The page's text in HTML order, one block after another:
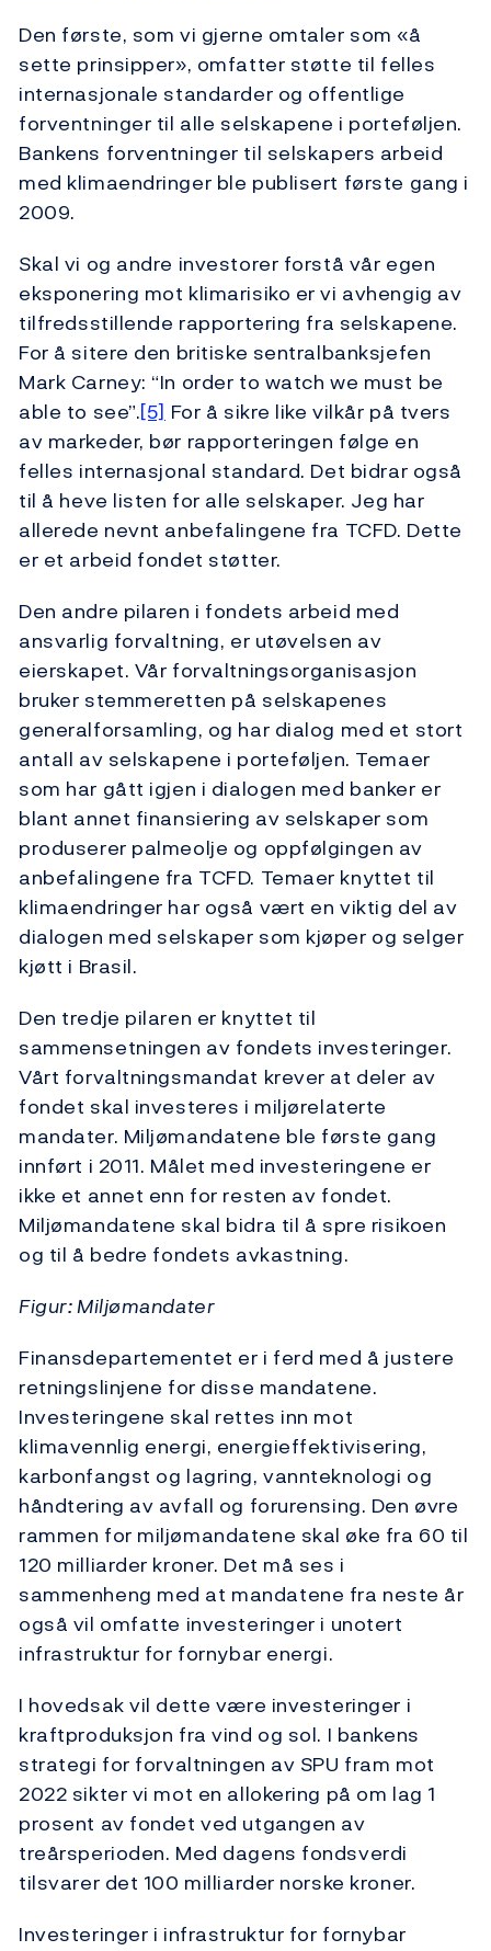
Den første, som vi gjerne omtaler som «å
sette prinsipper», omfatter støtte til felles
internasjonale standarder og offentlige
forventninger til alle selskapene i porteføljen.
Bankens forventninger til selskapers arbeid
med klimaendringer ble publisert første gang i
2009.
Skal vi og andre investorer forstå vår egen
eksponering mot klimarisiko er vi avhengig av
tilfredsstillende rapportering fra selskapene.
For å sitere den britiske sentralbanksjefen
Mark Carney: “In order to watch we must be
able to see”.[5] For å sikre like vilkår på tvers
av markeder, bør rapporteringen følge en
felles internasjonal standard. Det bidrar også
til å heve listen for alle selskaper. Jeg har
allerede nevnt anbefalingene fra TCFD. Dette
er et arbeid fondet støtter.
Den andre pilaren i fondets arbeid med
ansvarlig forvaltning, er utøvelsen av
eierskapet. Vår forvaltningsorganisasjon
bruker stemmeretten på selskapenes
generalforsamling, og har dialog med et stort
antall av selskapene i porteføljen. Temaer
som har gått igjen i dialogen med banker er
blant annet finansiering av selskaper som
produserer palmeolje og oppfølgingen av
anbefalingene fra TCFD. Temaer knyttet til
klimaendringer har også vært en viktig del av
dialogen med selskaper som kjøper og selger
kjøtt i Brasil.
Den tredje pilaren er knyttet til
sammensetningen av fondets investeringer.
Vårt forvaltningsmandat krever at deler av
fondet skal investeres i miljørelaterte
mandater. Miljømandatene ble første gang
innført i 2011. Målet med investeringene er
ikke et annet enn for resten av fondet.
Miljømandatene skal bidra til å spre risikoen
og til å bedre fondets avkastning.
Figur: Miljømandater
Finansdepartementet er i ferd med å justere
retningslinjene for disse mandatene.
Investeringene skal rettes inn mot
klimavennlig energi, energieffektivisering,
karbonfangst og lagring, vannteknologi og
håndtering av avfall og forurensing. Den øvre
rammen for miljømandatene skal øke fra 60 til
120 milliarder kroner. Det må ses i
sammenheng med at mandatene fra neste år
også vil omfatte investeringer i unotert
infrastruktur for fornybar energi.
I hovedsak vil dette være investeringer i
kraftproduksjon fra vind og sol. I bankens
strategi for forvaltningen av SPU fram mot
2022 sikter vi mot en allokering på om lag 1
prosent av fondet ved utgangen av
treårsperioden. Med dagens fondsverdi
tilsvarer det 100 milliarder norske kroner.
Investeringer i infrastruktur for fornybar